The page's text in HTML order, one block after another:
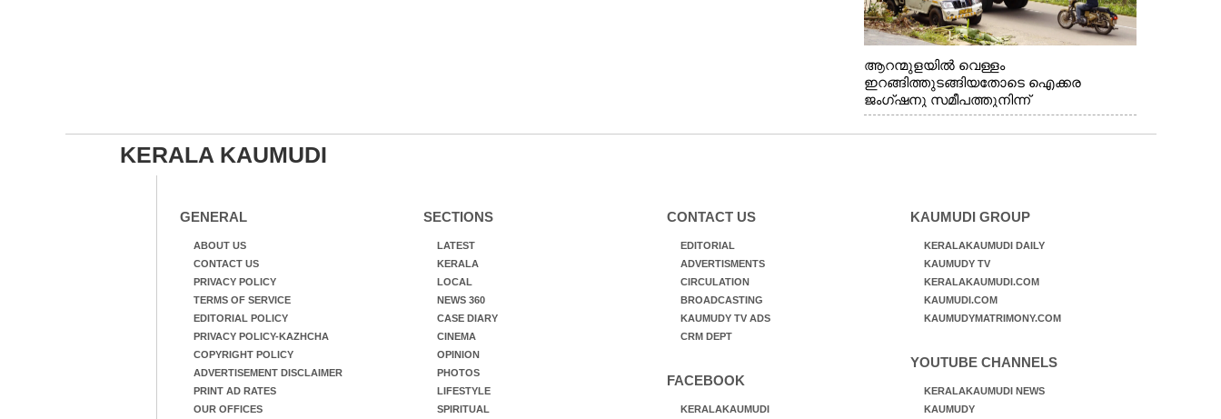
ആറന്മുളയിൽ വെള്ളം
ഇറങ്ങിത്തുടങ്ങിയതോടെ ഐക്കര
ജംഗ്ഷനു സമീപത്തുനിന്ന്
രക്ഷാപ്രവർത്തനത്തിന് കൊല്ലത്ത് നിന്ന്
എത്തിയ ബോട്ടുകൾ
KERALA KAUMUDI
GENERAL
ABOUT US
CONTACT US
PRIVACY POLICY
TERMS OF SERVICE
EDITORIAL POLICY
PRIVACY POLICY-KAZHCHA
COPYRIGHT POLICY
ADVERTISEMENT DISCLAIMER
PRINT AD RATES
OUR OFFICES
SECTIONS
LATEST
KERALA
LOCAL
NEWS 360
CASE DIARY
CINEMA
OPINION
PHOTOS
LIFESTYLE
SPIRITUAL
CONTACT US
EDITORIAL
ADVERTISMENTS
CIRCULATION
BROADCASTING
KAUMUDY TV ADS
CRM DEPT
FACEBOOK
KERALAKAUMUDI
KAUMUDI GROUP
KERALAKAUMUDI DAILY
KAUMUDY TV
KERALAKAUMUDI.COM
KAUMUDI.COM
KAUMUDYMATRIMONY.COM
YOUTUBE CHANNELS
KERALAKAUMUDI NEWS
KAUMUDY